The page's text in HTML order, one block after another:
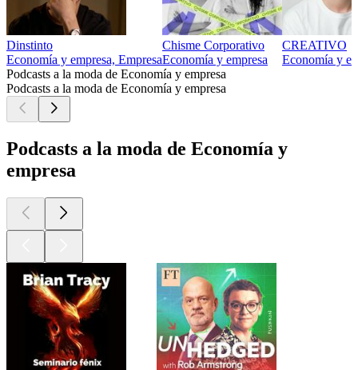
Dinstinto
Economía y empresa, Empresa
Chisme Corporativo
Economía y empresa
CREATIVO
Economía y
Podcasts a la moda de Economía y empresa
Podcasts a la moda de Economía y empresa
Podcasts a la moda de Economía y
empresa